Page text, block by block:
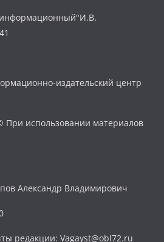
информационный"И.В.
издательский центр
использовании материалов
Александр Владимирович
редакции: Vagayst@obl72.ru